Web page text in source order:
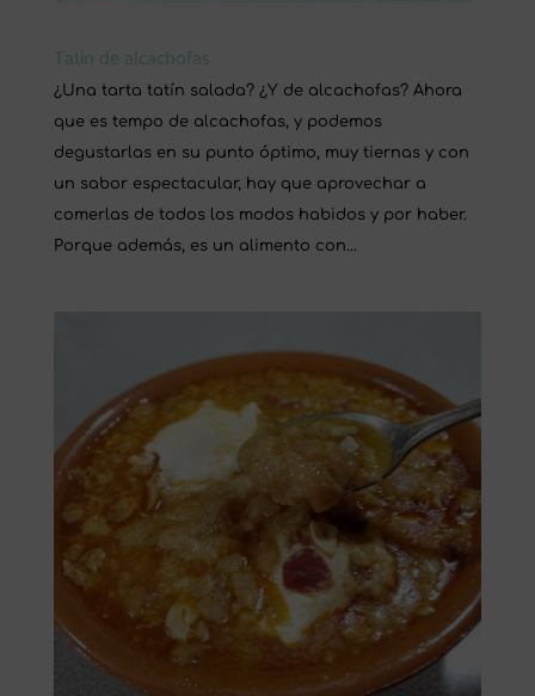
Tatín de alcachofas
¿Una tarta tatín salada? ¿Y de alcachofas? Ahora
que es tempo de alcachofas, y podemos
degustarlas en su punto óptimo, muy tiernas y con
un sabor espectacular, hay que aprovechar a
comerlas de todos los modos habidos y por haber.
Porque además, es un alimento con...